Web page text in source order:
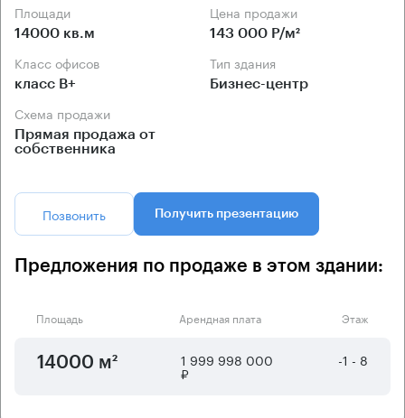
Площади
14000 кв.м
Цена продажи
143 000 Р/м²
Класс офисов
класс B+
Тип здания
Бизнес-центр
Схема продажи
Прямая продажа от
собственника
Позвонить Получить презентацию
Предложения по продаже в этом здании:
Площадь Арендная плата Этаж
14000 м² 1 999 998 000
₽
-1 - 8